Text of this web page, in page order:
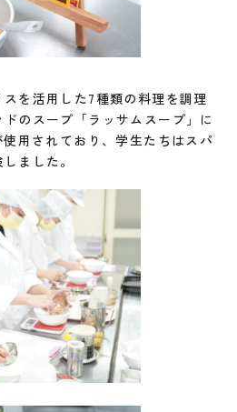
を活用した7種類の料理を調理
のスープ「ラッサムスープ」に
用されており、学生たちはスパ
ました。